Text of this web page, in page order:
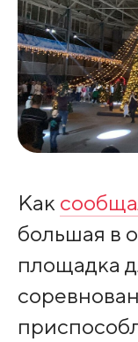
Как
большая в
площадка